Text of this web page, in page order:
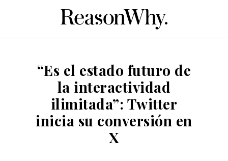
“Es el estado futuro de
la interactividad
ilimitada”: Twitter
inicia su conversión en
X